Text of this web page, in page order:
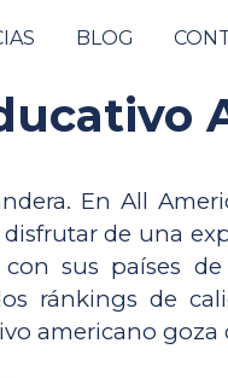
BLOG
En All
de una
sus países
ránkings de
americano